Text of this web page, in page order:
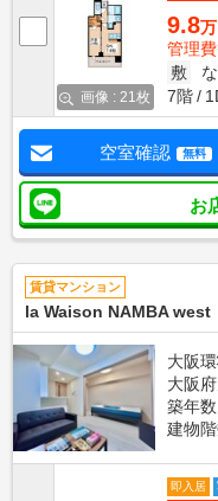
画像 : 21枚
9.8
管理
敷
7階
空室確認 無料
お
賃貸マンション
la Waison NAMBA west
大阪
大阪
築年数
建物
即入居